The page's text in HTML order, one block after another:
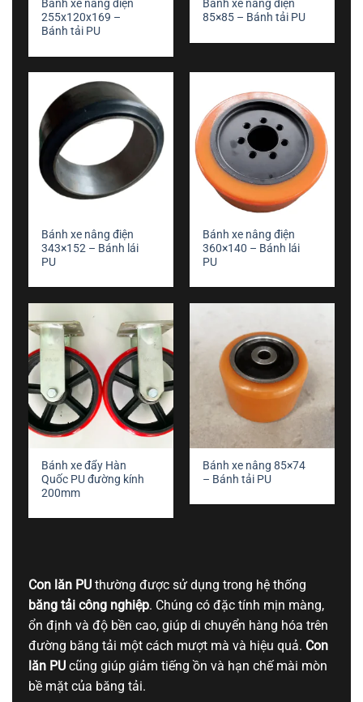
Bánh xe nâng điện
255x120x169 –
Bánh tải PU
Bánh xe nâng điện
85×85 – Bánh tải PU
Bánh xe nâng điện
343×152 – Bánh lái
PU
Bánh xe nâng điện
360×140 – Bánh lái
PU
Bánh xe đẩy Hàn
Quốc PU đường kính
200mm
Bánh xe nâng 85×74
– Bánh tải PU
Con lăn PU thường được sử dụng trong hệ thống
băng tải công nghiệp. Chúng có đặc tính mịn màng,
ổn định và độ bền cao, giúp di chuyển hàng hóa trên
đường băng tải một cách mượt mà và hiệu quả. Con
lăn PU cũng giúp giảm tiếng ồn và hạn chế mài mòn
bề mặt của băng tải.